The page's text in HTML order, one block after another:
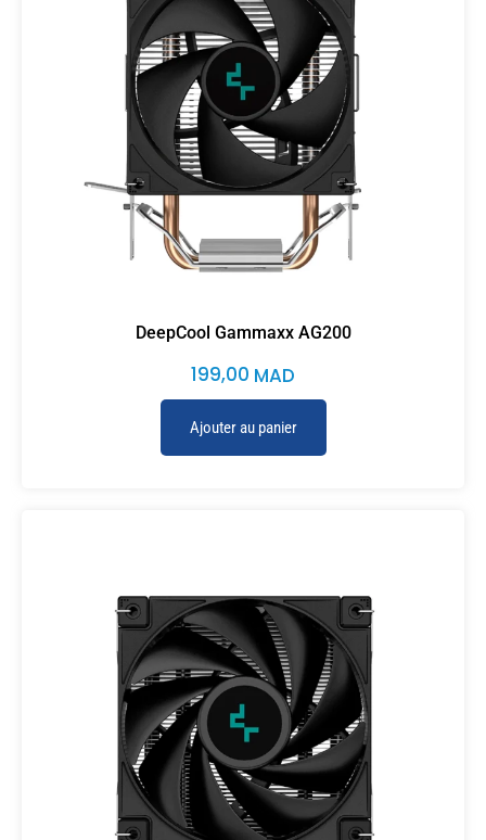
DeepCool Gammaxx AG200
199,00 MAD
Ajouter au panier